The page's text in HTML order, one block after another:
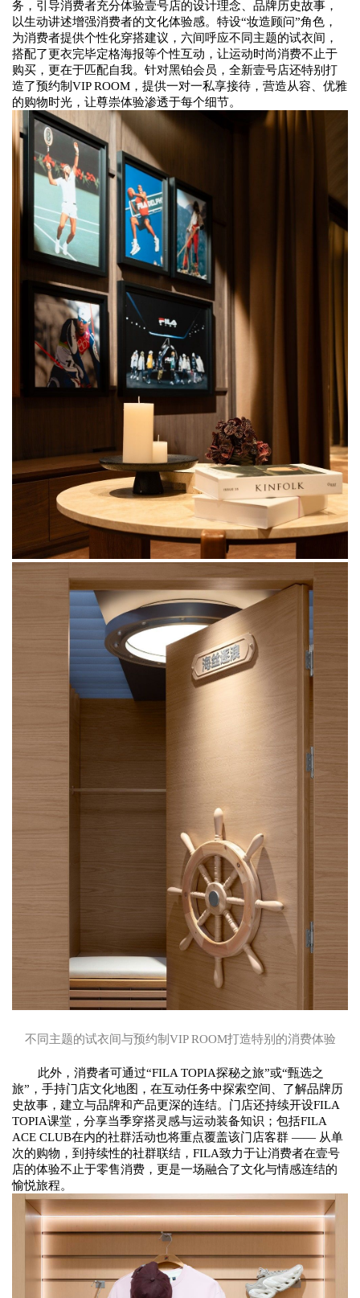
务，引导消费者充分体验壹号店的设计理念、品牌历史故事，
以生动讲述增强消费者的文化体验感。特设“妆造顾问”角色，
为消费者提供个性化穿搭建议，六间呼应不同主题的试衣间 ，
搭配了更衣完毕定格海报等个性互动， 让运动时尚消费不止于
购买，更在于匹配自我。针对黑铂会员， 全新壹号店还特别打
造了预约制 VIP ROOM， 提供一对一私享接待 ，营造从容、优雅
的购物时光，让尊崇体验渗透于每个细节。
不同主题的试衣间与预约制 VIP ROOM打造特别的消费体验
此外， 消费者可通过“FILA TOPIA探秘之旅”或“甄选之
旅”， 手持门店文化地图， 在互动任务中探索空间
、了解品牌历
史故事 ，建立与品牌和产品更深的连结。 门店还持续开设FILA
TOPIA课堂 ，分享当季穿搭灵感与运动装备知识；包括FILA
ACE CLUB在内的社群活动也将重点覆盖该门店客群 —— 从单
次的购物，到持续性的社群联结，FILA致力于让消费者在壹号
店的体验不止于零售消费，更是一场融合了文化与情感连结的
愉悦旅程。